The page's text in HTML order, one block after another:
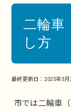
二輪車
し方
最終更新日： 2025年3月
市では二輪車